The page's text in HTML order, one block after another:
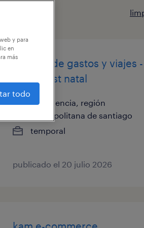
analista de gastos y viajes -
pre y post natal
providencia, región
metropolitana de santiago
temporal
publicado el 20 julio 2026
y para
en
más
todo